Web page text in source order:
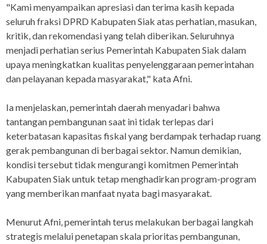
"Kami menyampaikan apresiasi dan terima kasih kepada
seluruh fraksi DPRD Kabupaten Siak atas perhatian, masukan,
kritik, dan rekomendasi yang telah diberikan. Seluruhnya
menjadi perhatian serius Pemerintah Kabupaten Siak dalam
upaya meningkatkan kualitas penyelenggaraan pemerintahan
dan pelayanan kepada masyarakat," kata Afni.
Ia menjelaskan, pemerintah daerah menyadari bahwa
tantangan pembangunan saat ini tidak terlepas dari
keterbatasan kapasitas fiskal yang berdampak terhadap ruang
gerak pembangunan di berbagai sektor. Namun demikian,
kondisi tersebut tidak mengurangi komitmen Pemerintah
Kabupaten Siak untuk tetap menghadirkan program-program
yang memberikan manfaat nyata bagi masyarakat.
Menurut Afni, pemerintah terus melakukan berbagai langkah
strategis melalui penetapan skala prioritas pembangunan,